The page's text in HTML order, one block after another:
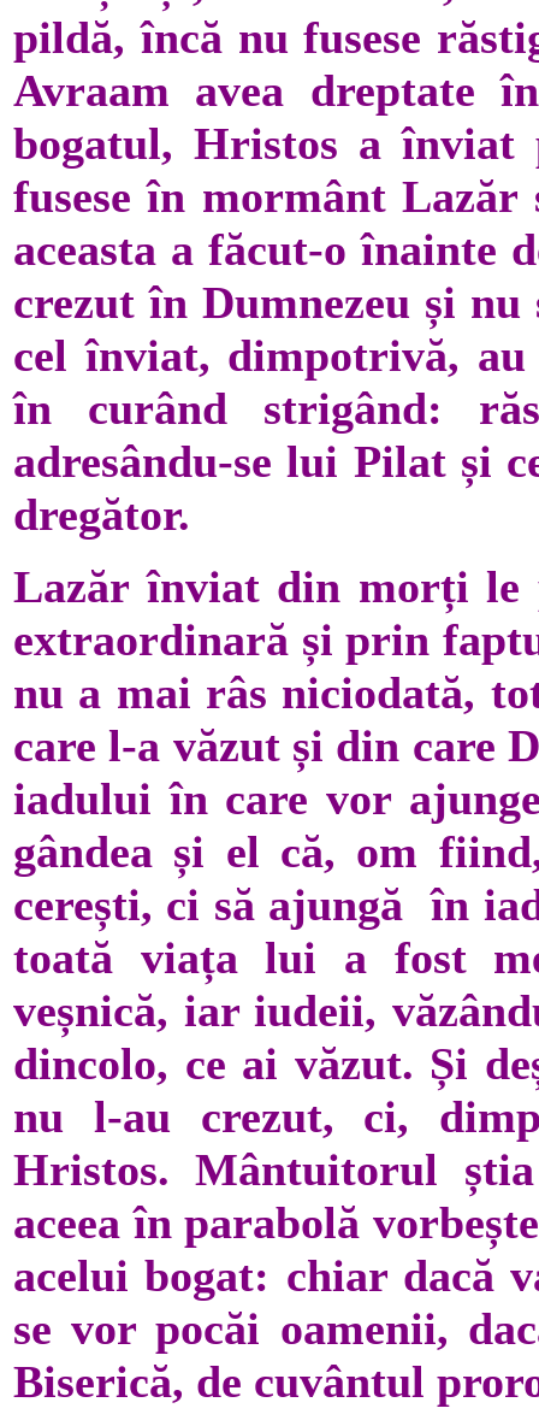
pildă, încă nu fusese
Avraam avea dreptate
bogatul, Hristos a
fusese în mormânt
aceasta a făcut-o înainte
crezut în Dumnezeu și
cel înviat, dimpotrivă,
în curând strigând:
adresându-se lui Pilat și
dregător.
Lazăr înviat din morți le
extraordinară și prin
nu a mai râs niciodată,
care l-a văzut și din care
iadului în care vor
gândea și el că, om
cerești, ci să ajungă în
toată viața lui a fost
veșnică, iar iudeii,
dincolo, ce ai văzut. Și
nu l-au crezut, ci,
Hristos. Mântuitorul
aceea în parabolă
acelui bogat: chiar dacă
se vor pocăi oamenii,
Biserică, de cuvântul